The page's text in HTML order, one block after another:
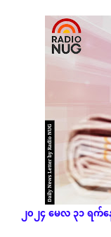
၂၀၂၄မေလ၃၁ရက်န